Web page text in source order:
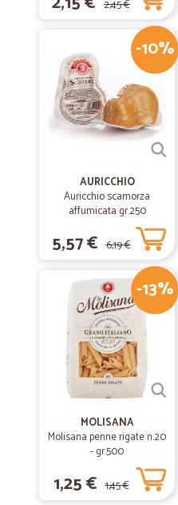
2,45 €
-10%
AURICCHIO
Auricchio scamorza
affumicata gr.250
5,57 € 6,19 €
-13%
MOLISANA
Molisana penne rigate n.20
- gr.500
1,25 € 1,45 €